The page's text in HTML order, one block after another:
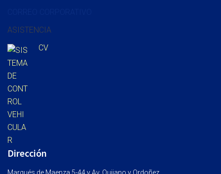
ASISTENCIA
CV
Dirección
Marqués de Maenza 5-44 y Av. Quijano y Ordoñez